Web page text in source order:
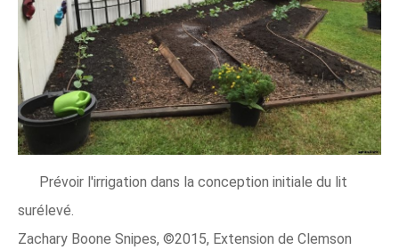
Prévoir l'irrigation dans la conception initiale du lit
surélevé.
Zachary Boone Snipes, ©2015, Extension de Clemson